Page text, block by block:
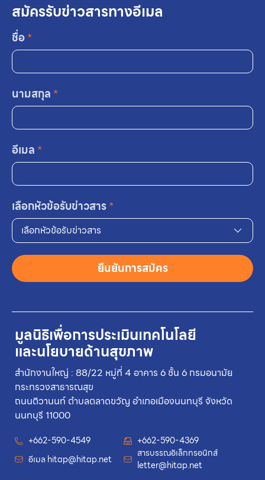
มูลนิธิเพื่อการประเมินเทคโนโลยี
และนโยบายด้านสุขภาพ
สำนักงานใหญ่ : 88/22 หมู่ที่ 4 อาคาร 6 ชั้น 6 กรมอนามัย
กระทรวงสาธารณสุข
ถนนติวานนท์ ตำบลตลาดขวัญ อำเภอเมืองนนทบุรี จังหวัด
นนทบุรี 11000
+662-590-4549
+662-590-4369
อีเมล hitap@hitap.net
สารบรรณอิเล็กทรอนิกส์
letter@hitap.net
สมัครรับข่าวสารทางอีเมล
ชื่อ*
นามสกุล *
อีเมล *
เลือกหัวข้อรับข่าวสาร*
เลือกหัวข้อรับข่าวสาร
ยืนยันการสมัคร